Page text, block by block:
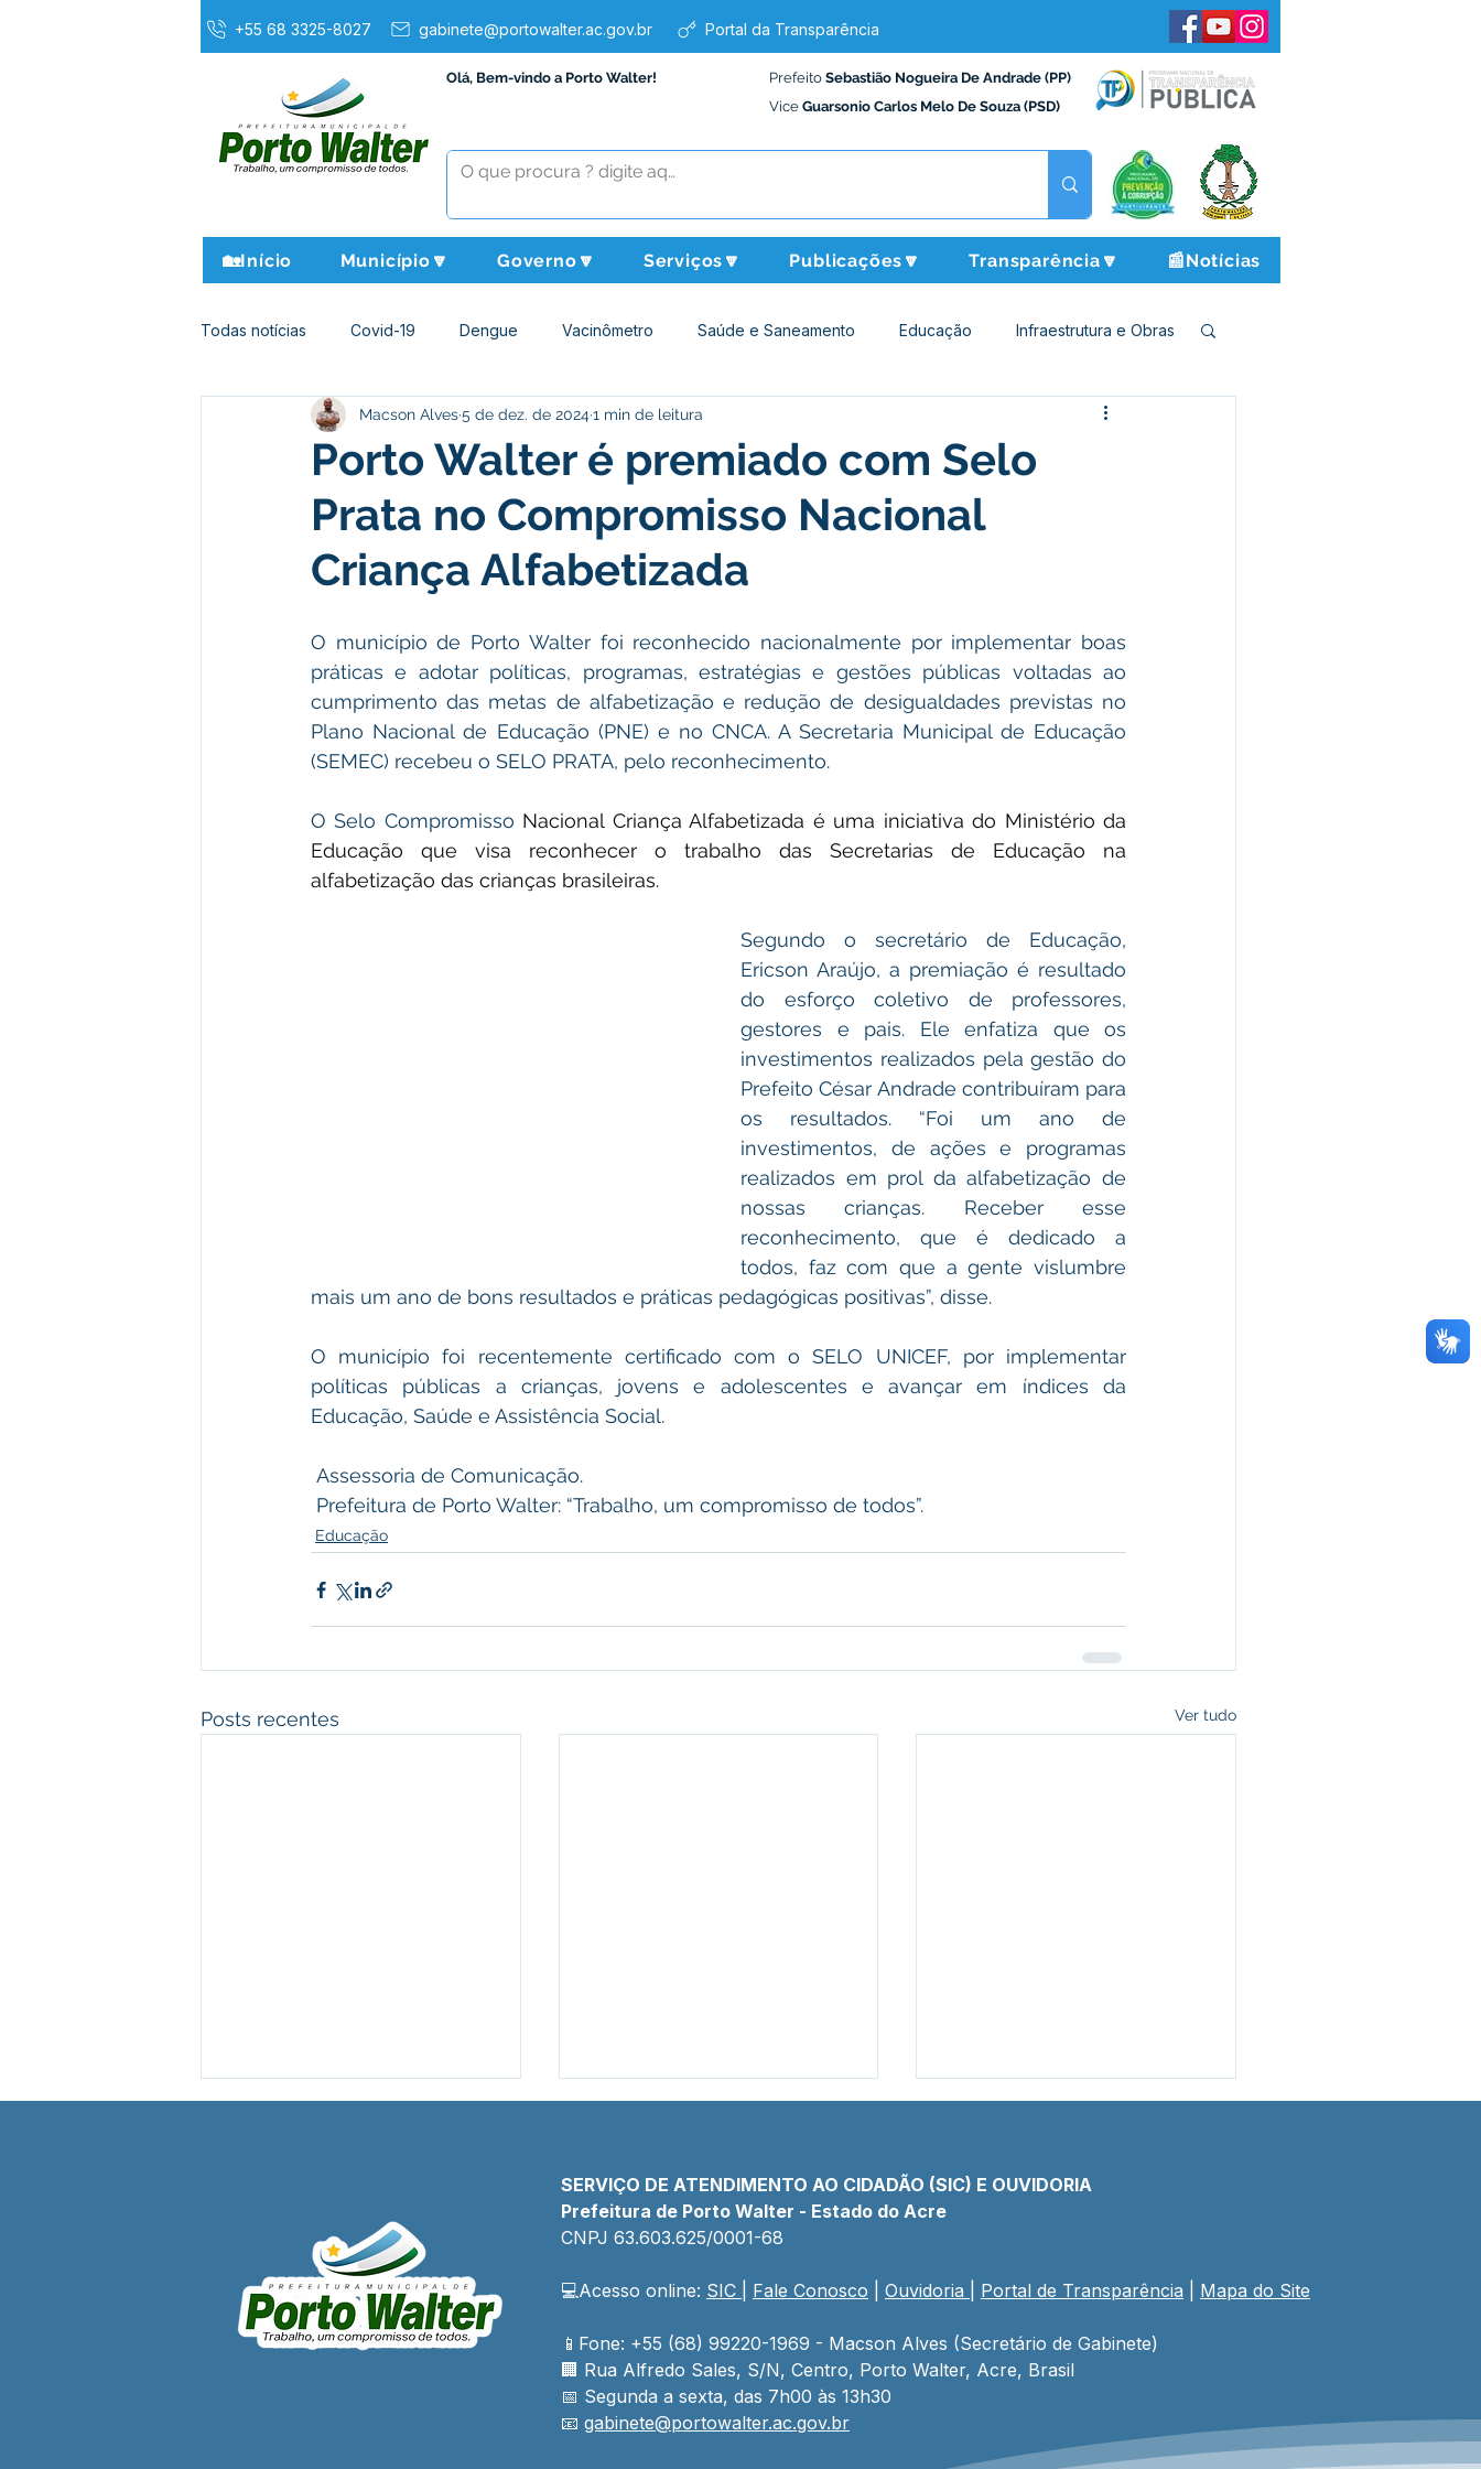
+55 68 3325-8027 gabinete@portowalter.ac.gov.br Portal da Transparência
Olá, Bem-vindo a Porto Walter! Prefeito Sebastião Nogueira De Andrade (PP)
Vice Guarsonio Carlos Melo De Souza (PSD)
🏡Início Município🔽 Governo🔽 Serviços🔽 Publicações🔽 Transparência🔽 📰Notícias
Todas notícias Covid-19 Dengue Vacinômetro Saúde e Saneamento Educação Infraestrutura e Obras
Agricultura e Meio Ambiente Assistência Social Desporto Cultura e Lazer
Institucional e Governo Políticas Públicas Nota de Pesar Campanhas Datas Comemorativas
Enchente
Licitações Leilão Eleições Festival do Milho Agricultura Limpeza pública Esporte
Apoio ao produtor Saúde Aniversário da cidade
Porto Walter é premiado com Selo
Prata no Compromisso Nacional
Criança Alfabetizada
Macson Alves5 de dez. de 20241 min de leitura
O município de Porto Walter foi reconhecido nacionalmente por implementar boas
práticas e adotar políticas, programas, estratégias e gestões públicas voltadas ao
cumprimento das metas de alfabetização e redução de desigualdades previstas no
Plano Nacional de Educação (PNE) e no CNCA. A Secretaria Municipal de Educação
(SEMEC) recebeu o SELO PRATA, pelo reconhecimento.
O Selo Compromisso Nacional Criança Alfabetizada é uma iniciativa do Ministério da
Educação que visa reconhecer o trabalho das Secretarias de Educação na
alfabetização das crianças brasileiras.
Segundo o secretário de Educação,
Ericson Araújo, a premiação é resultado
do esforço coletivo de professores,
gestores e pais. Ele enfatiza que os
investimentos realizados pela gestão do
Prefeito César Andrade contribuíram para
os resultados. “Foi um ano de
investimentos, de ações e programas
realizados em prol da alfabetização de
nossas crianças. Receber esse
reconhecimento, que é dedicado a
todos, faz com que a gente vislumbre
mais um ano de bons resultados e práticas pedagógicas positivas”, disse.
O município foi recentemente certificado com o SELO UNICEF, por implementar
políticas públicas a crianças, jovens e adolescentes e avançar em índices da
Educação, Saúde e Assistência Social.
Assessoria de Comunicação.
Prefeitura de Porto Walter: “Trabalho, um compromisso de todos”.
Educação
Posts recentes Ver tudo
Porto Walter conquista 3º
lugar em evolução da
Alfabetização no Acre
Prefeito e Secretário
asseguram transporte
escolar para toda a rede
escolar rural
Ano letivo da zona rural
estratégica da Prefeitura
para qualificar professores
da Educação do Campo
SERVIÇO DE ATENDIMENTO AO CIDADÃO (SIC) E OUVIDORIA
Prefeitura de Porto Walter - Estado do Acre
CNPJ 63.603.625/0001-68
💻Acesso online: SIC Fale Conosco Ouvidoria Portal de Transparência Mapa do Site
📱Fone: +55 (68) 99220-1969 - Macson Alves (Secretário de Gabinete)
🏢 Rua Alfredo Sales, S/N, Centro, Porto Walter, Acre, Brasil
📅 Segunda a sexta, das 7h00 às 13h30
📧 gabinete@portowalter.ac.gov.br